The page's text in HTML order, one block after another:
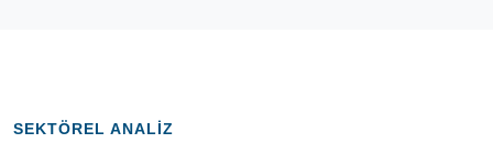
SEKTÖREL ANALIZ